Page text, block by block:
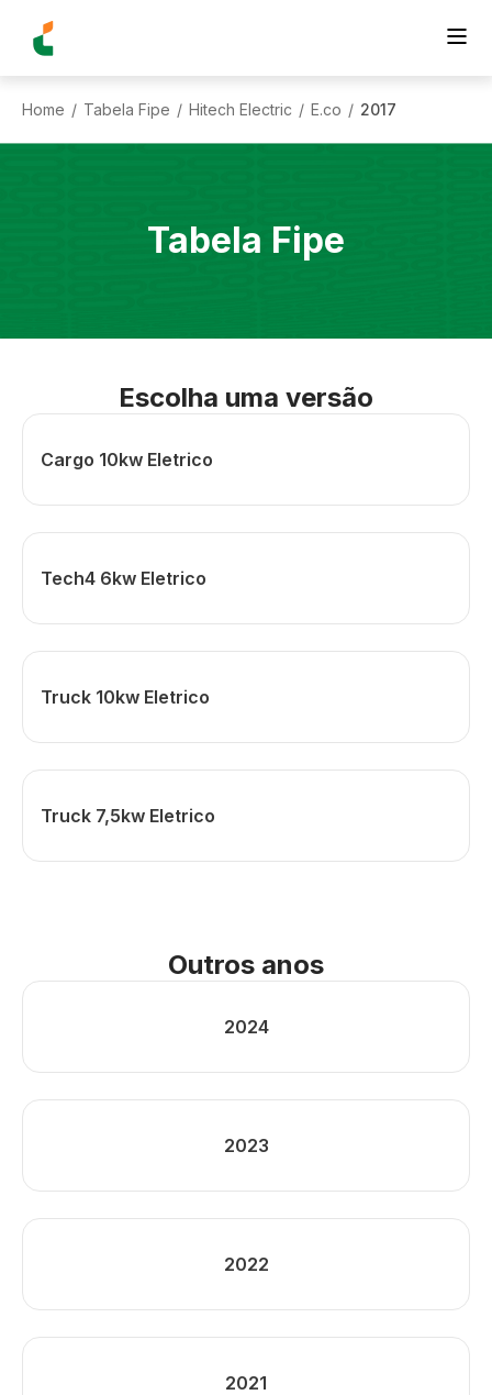
Home / Tabela Fipe / Hitech Electric / E.co / 2017
Tabela Fipe
Escolha uma versão
Cargo 10kw Eletrico
Tech4 6kw Eletrico
Truck 10kw Eletrico
Truck 7,5kw Eletrico
Outros anos
2024
2023
2022
2021